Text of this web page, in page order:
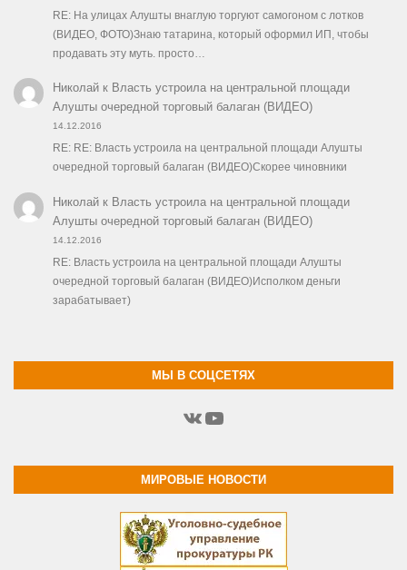
RE: На улицах Алушты внаглую торгуют самогоном с лотков
(ВИДЕО, ФОТО)Знаю татарина, который оформил ИП, чтобы
продавать эту муть. просто…
Николайк Власть устроила на центральной площади
Алушты очередной торговый балаган (ВИДЕО)
14.12.2016
RE: RE: Власть устроила на центральной площади Алушты
очередной торговый балаган (ВИДЕО)Скорее чиновники
Николайк Власть устроила на центральной площади
Алушты очередной торговый балаган (ВИДЕО)
14.12.2016
RE: Власть устроила на центральной площади Алушты
очередной торговый балаган (ВИДЕО)Исполком деньги
зарабатывает)
МЫ В СОЦСЕТЯХ
ВКонтакте
YouTube
МИРОВЫЕ НОВОСТИ